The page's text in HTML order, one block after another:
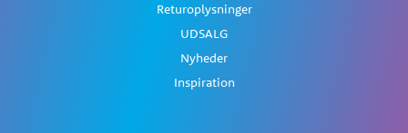
Returoplysninger
UDSALG
Nyheder
Inspiration